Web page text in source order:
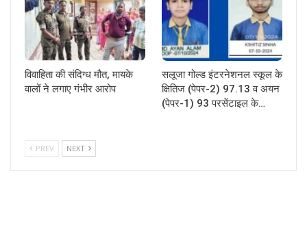
विवाहिता की संदिग्ध मौत, मायके
वालों ने लगाए गंभीर आरोप
सलूजा गोल्ड इंटरनेशनल स्कूल के
क्षितिज (पेपर-2) 97.13 व अयन
(पेपर-1) 93 परसेंटाइल के…
PREV NEXT